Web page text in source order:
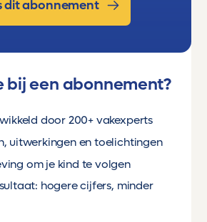
dit abonnement
bij een abonnement?
door 200+ vakexperts
uitwerkingen en toelichtingen
om je kind te volgen
hogere cijfers, minder